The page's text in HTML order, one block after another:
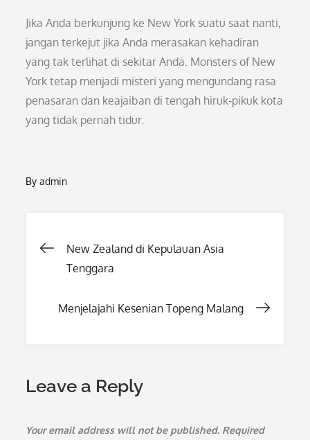
Jika Anda berkunjung ke New York suatu saat nanti,
jangan terkejut jika Anda merasakan kehadiran
yang tak terlihat di sekitar Anda. Monsters of New
York tetap menjadi misteri yang mengundang rasa
penasaran dan keajaiban di tengah hiruk-pikuk kota
yang tidak pernah tidur.
Byadmin
Post
New Zealand di Kepulauan Asia
Tenggara
Menjelajahi Kesenian Topeng Malang
Leave a Reply
Your email address will not be published. Required